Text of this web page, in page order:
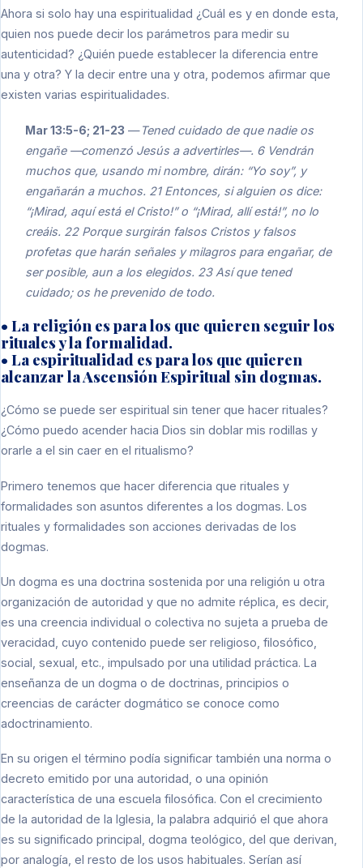
Ahora si solo hay una espiritualidad ¿Cuál es y en donde esta,
quien nos puede decir los parámetros para medir su
autenticidad? ¿Quién puede establecer la diferencia entre
una y otra? Y la decir entre una y otra, podemos afirmar que
existen varias espiritualidades.
Mar 13:5-6; 21-23 —Tened cuidado de que nadie os
engañe —comenzó Jesús a advertirles—. 6 Vendrán
muchos que, usando mi nombre, dirán: “Yo soy”, y
engañarán a muchos. 21 Entonces, si alguien os dice:
“¡Mirad, aquí está el Cristo!” o “¡Mirad, allí está!”, no lo
creáis. 22 Porque surgirán falsos Cristos y falsos
profetas que harán señales y milagros para engañar, de
ser posible, aun a los elegidos. 23 Así que tened
cuidado; os he prevenido de todo.
• La religión es para los que quieren seguir los
rituales y la formalidad.
• La espiritualidad es para los que quieren
alcanzar la Ascensión Espiritual sin dogmas.
¿Cómo se puede ser espiritual sin tener que hacer rituales?
¿Cómo puedo acender hacia Dios sin doblar mis rodillas y
orarle a el sin caer en el ritualismo?
Primero tenemos que hacer diferencia que rituales y
formalidades son asuntos diferentes a los dogmas. Los
rituales y formalidades son acciones derivadas de los
dogmas.
Un dogma es una doctrina sostenida por una religión u otra
organización de autoridad y que no admite réplica, es decir,
es una creencia individual o colectiva no sujeta a prueba de
veracidad, cuyo contenido puede ser religioso, filosófico,
social, sexual, etc., impulsado por una utilidad práctica. La
enseñanza de un dogma o de doctrinas, principios o
creencias de carácter dogmático se conoce como
adoctrinamiento.
En su origen el término podía significar también una norma o
decreto emitido por una autoridad, o una opinión
característica de una escuela filosófica. Con el crecimiento
de la autoridad de la Iglesia, la palabra adquirió el que ahora
es su significado principal, dogma teológico, del que derivan,
por analogía, el resto de los usos habituales. Serían así